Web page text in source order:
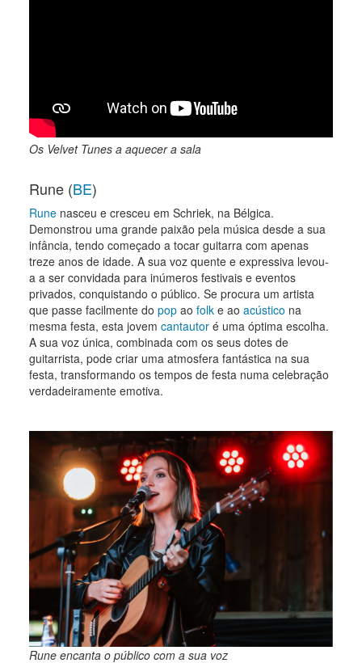
Os Velvet Tunes a aquecer a sala
Rune (BE)
Runenasceu e cresceu em Schriek, na Bélgica.
Demonstrou uma grande paixão pela música desde a sua
infância, tendo começado a tocar guitarra com apenas
treze anos de idade. A sua voz quente e expressiva levou-
a a ser convidada para inúmeros festivais e eventos
privados, conquistando o público. Se procura um artista
que passe facilmente do popao folke ao acústico na
mesma festa, esta jovem cantautoré uma óptima escolha.
A sua voz única, combinada com os seus dotes de
guitarrista, pode criar uma atmosfera fantástica na sua
festa, transformando os tempos de festa numa celebração
verdadeiramente emotiva.
Rune encanta o público com a sua voz